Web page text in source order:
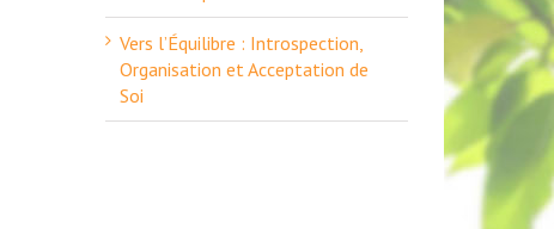
Vers l’Équilibre : Introspection,
Organisation et Acceptation de
Soi